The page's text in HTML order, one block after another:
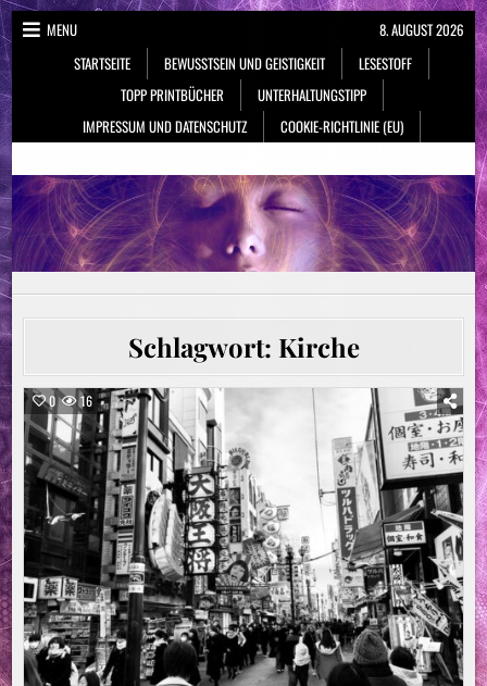
Skip
to
content
MENU
STARTSEITE
BEWUSSTSEIN UND GEISTIGKEIT
LESESTOFF
TOPP PRINTBÜCHER
UNTERHALTUNGSTIPP
IMPRESSUM UND DATENSCHUTZ
COOKIE-RICHTLINIE (EU)
8. AUGUST 2026
NeueSpiritualität.de
Schlagwort: Kirche
0 16